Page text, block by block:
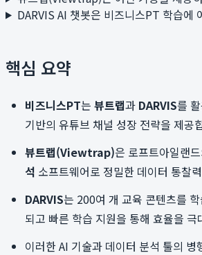
DARVIS AI 챗봇은 비즈니스PT 학습에
핵심 요약
비즈니스PT는 뷰트랩과 DARVIS를
기반의 유튜브 채널 성장 전략을 제공
뷰트랩(Viewtrap)은 로프트아일랜
석 소프트웨어로 정밀한 데이터 통찰
DARVIS는 200여 개 교육 콘텐츠를
되고 빠른 학습 지원을 통해 효율을 극
이러한 AI 기술과 데이터 분석 툴의 병